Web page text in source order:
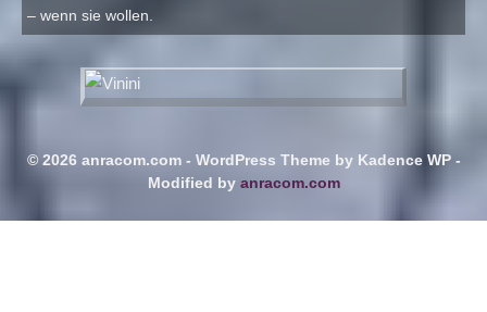
– wenn sie wollen.
© 2026 anracom.com - WordPress Theme by Kadence WP-
Modified by anracom.com